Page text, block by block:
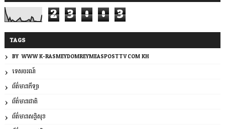
2 3 0 0 3
TAGS
BY: WWW.K-RASMEYDOMREYMEASPOSTTV.COM.KH
ទេសចរណ៍
ព័ត៌មានកីឡា
ព័ត៌មានជាតិ
ព័ត៌មានសន្តិសុខ